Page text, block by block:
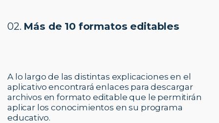
02. Más de 10 formatos editables
A lo largo de las distintas explicaciones en el
aplicativo encontrará enlaces para descargar
archivos en formato editable que le permitirán
aplicar los conocimientos en su programa
educativo.